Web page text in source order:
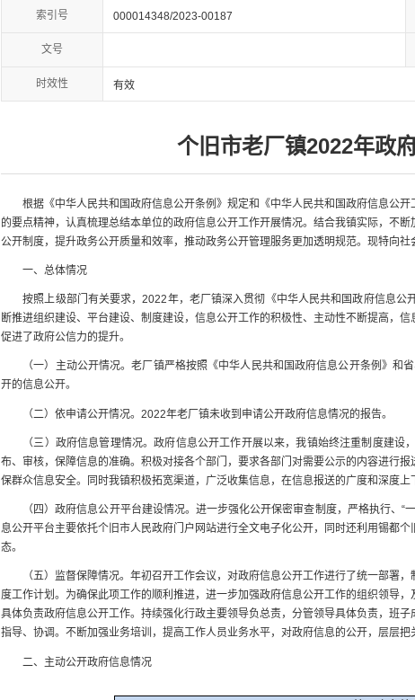
索引号 000014348/2023-00187
文号
时效性 有效
个旧市老厂镇2022年政
根据《中华人民共和国政府信息公开条例》规定和《中华人民共和国政府信息公开
的要点精神，认真梳理总结本单位的政府信息公开工作开展情况。结合我镇实际，不
公开制度，提升政务公开质量和效率，推动政务公开管理服务更加透明规范。现特向
一、总体情况
按照上级部门有关要求，2022年，老厂镇深入贯彻《中华人民共和国政府信息公
断推进组织建设、平台建设、制度建设，信息公开工作的积极性、主动性不断提高，
促进了政府公信力的提升。
（一）主动公开情况。老厂镇严格按照《中华人民共和国政府信息公开条例》和
开的信息公开。
（二）依申请公开情况。2022年老厂镇未收到申请公开政府信息情况的报告。
（三）政府信息管理情况。政府信息公开工作开展以来，我镇始终注重制度建设
布、审核，保障信息的准确。积极对接各个部门，要求各部门对需要公示的内容进行
保群众信息安全。同时我镇积极拓宽渠道，广泛收集信息，在信息报送的广度和深度上
（四）政府信息公开平台建设情况。进一步强化公开保密审查制度，严格执行、“
息公开平台主要依托个旧市人民政府门户网站进行全文电子化公开，同时还利用锡都
态。
（五）监督保障情况。年初召开工作会议，对政府信息公开工作进行了统一部署，
度工作计划。为确保此项工作的顺利推进，进一步加强政府信息公开工作的组织领导
具体负责政府信息公开工作。持续强化行政主要领导负总责，分管领导具体负责，班
指导、协调。不断加强业务培训，提高工作人员业务水平，对政府信息的公开，层层把
二、主动公开政府信息情况